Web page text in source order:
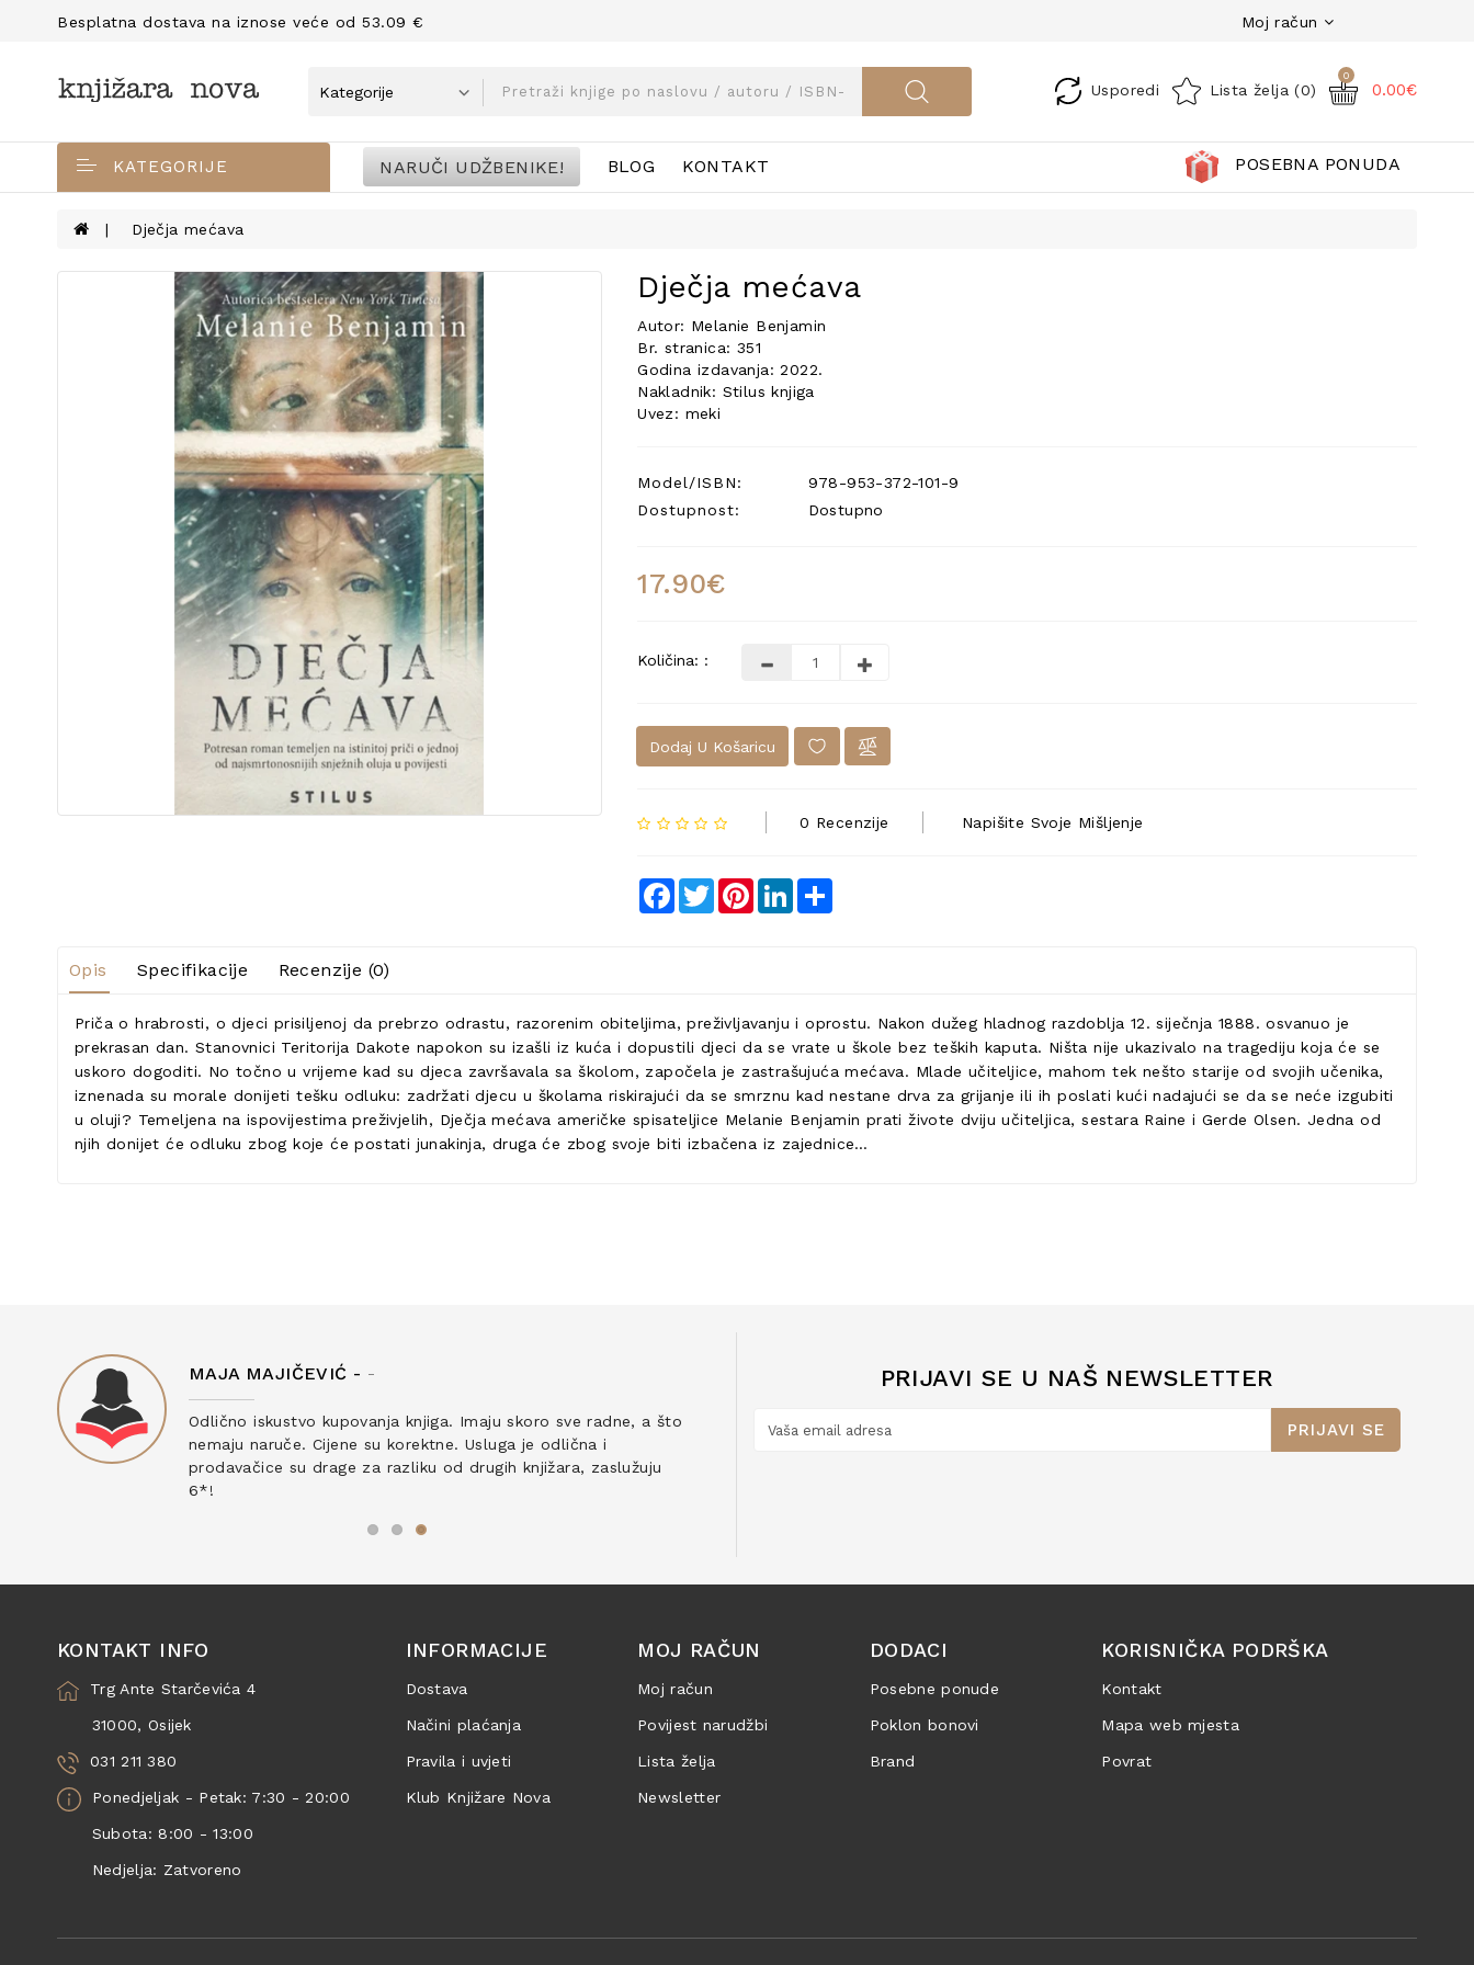
Besplatna dostava na iznose veće od 53.09 € Moj račun
Usporedi Lista želja (0)
0
0.00€
KATEGORIJE NARUČI UDŽBENIKE! BLOG KONTAKT POSEBNA PONUDA
Dječja mećava
Dječja mećava
Autor: Melanie Benjamin
Br. stranica: 351
Godina izdavanja: 2022.
Nakladnik: Stilus knjiga
Uvez: meki
Model/ISBN:
978-953-372-101-9
Dostupnost:
Dostupno
17.90€
Količina: :
Dodaj U Košaricu
0 Recenzije Napišite Svoje Mišljenje
Facebook
TwitterPinterestLinkedIn
Opis Specifikacije Recenzije (0)
Priča o hrabrosti, o djeci prisiljenoj da prebrzo odrastu, razorenim obiteljima, preživljavanju i oprostu. Nakon dužeg hladnog razdoblja 12. siječnja 1888. osvanuo je
prekrasan dan. Stanovnici Teritorija Dakote napokon su izašli iz kuća i dopustili djeci da se vrate u škole bez teških kaputa. Ništa nije ukazivalo na tragediju koja će se
uskoro dogoditi. No točno u vrijeme kad su djeca završavala sa školom, započela je zastrašujuća mećava. Mlade učiteljice, mahom tek nešto starije od svojih učenika,
iznenada su morale donijeti tešku odluku: zadržati djecu u školama riskirajući da se smrznu kad nestane drva za grijanje ili ih poslati kući nadajući se da se neće izgubiti
u oluji? Temeljena na ispovijestima preživjelih, Dječja mećava američke spisateljice Melanie Benjamin prati živote dviju učiteljica, sestara Raine i Gerde Olsen. Jedna od
njih donijet će odluku zbog koje će postati junakinja, druga će zbog svoje biti izbačena iz zajednice…
MAJA MAJIČEVIĆ - -
Odlično iskustvo kupovanja knjiga. Imaju skoro sve radne, a što
nemaju naruče. Cijene su korektne. Usluga je odlična i
prodavačice su drage za razliku od drugih knjižara, zaslužuju
6*!
PRIJAVI SE U NAŠ NEWSLETTER
PRIJAVI SE
KONTAKT INFO
Trg Ante Starčevića 4
31000, Osijek
031 211 380
Ponedjeljak - Petak: 7:30 - 20:00
Subota: 8:00 - 13:00
Nedjelja: Zatvoreno
INFORMACIJE
Dostava
Načini plaćanja
Pravila i uvjeti
Klub Knjižare Nova
MOJ RAČUN
Moj račun
Povijest narudžbi
Lista želja
Newsletter
DODACI
Posebne ponude
Poklon bonovi
Brand
KORISNIČKA PODRŠKA
Kontakt
Mapa web mjesta
Povrat